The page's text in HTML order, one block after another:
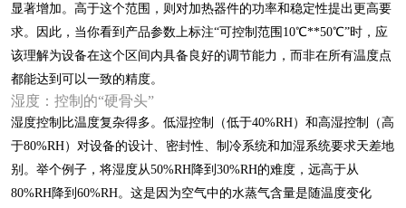
显著增加。高于这个范围，则对加热器件的功率和稳定性提出更高要
求。因此，当你看到产品参数上标注“可控制范围10℃**50℃”时，应
该理解为设备在这个区间内具备良好的调节能力，而非在所有温度点
都能达到可以一致的精度。
湿度：控制的“硬骨头”
湿度控制比温度复杂得多。低湿控制（低于40%RH）和高湿控制（高
于80%RH）对设备的设计、密封性、制冷系统和加湿系统要求天差地
别。举个例子，将湿度从50%RH降到30%RH的难度，远高于从
80%RH降到60%RH。这是因为空气中的水蒸气含量是随温度变化